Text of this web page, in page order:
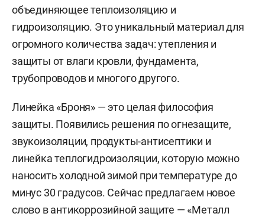
объединяющее теплоизоляцию и
гидроизоляцию. Это уникальный материал для
огромного количества задач: утепления и
защиты от влаги кровли, фундамента,
трубопроводов и многого другого.
Линейка «Броня» — это целая философия
защиты. Появились решения по огнезащите,
звукоизоляции, продукты-антисептики и
линейка теплогидроизоляции, которую можно
наносить холодной зимой при температуре до
минус 30 градусов. Сейчас предлагаем новое
слово в антикоррозийной защите — «Металл